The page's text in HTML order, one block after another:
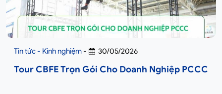
Tin tức - Kinh nghiệm - 30/05/2026
Tour CBFE Trọn Gói Cho Doanh Nghiệp PCCC